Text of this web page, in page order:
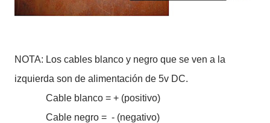
NOTA: Los cables blanco y negro que se ven a la
izquierda son de alimentación de 5v DC.
Cable blanco = + (positivo)
Cable negro = - (negativo)